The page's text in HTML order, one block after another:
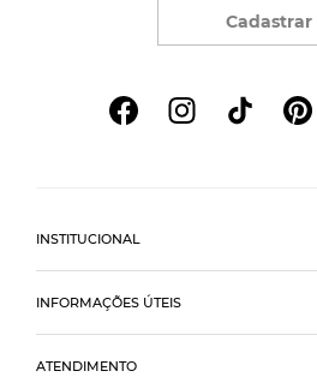
Cadastrar
INSTITUCIONAL
INFORMAÇÕES ÚTEIS
ATENDIMENTO